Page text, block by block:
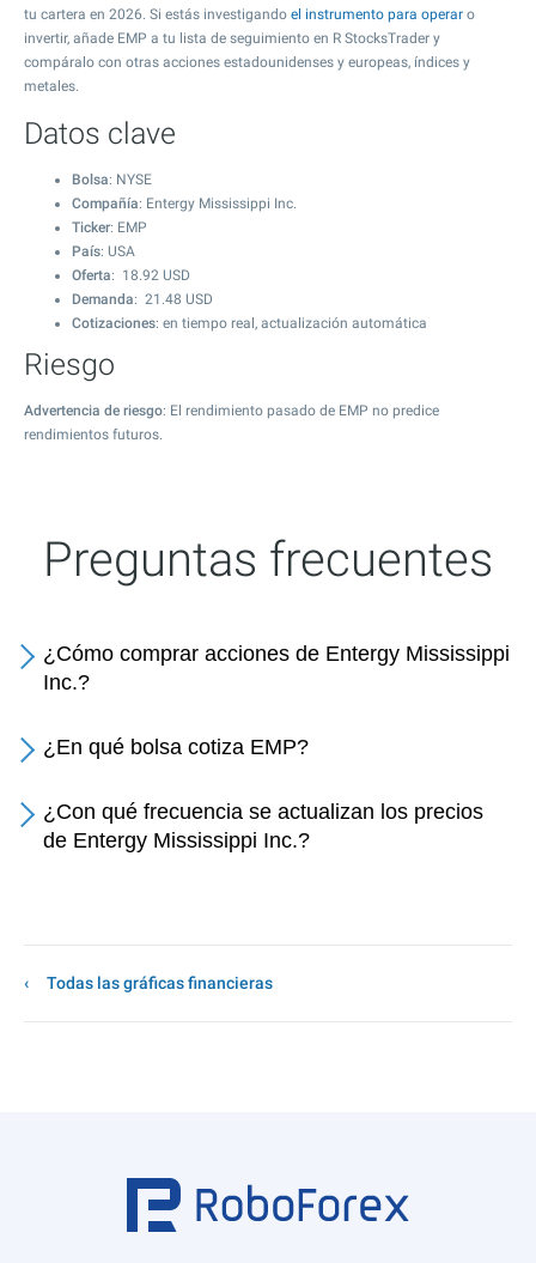
tu cartera en 2026. Si estás investigando el instrumento para operar o
invertir, añade EMP a tu lista de seguimiento en R StocksTrader y
compáralo con otras acciones estadounidenses y europeas, índices y
metales.
Datos clave
Bolsa: NYSE
Compañía: Entergy Mississippi Inc.
Ticker: EMP
País: USA
Oferta: 18.92 USD
Demanda: 21.48 USD
Cotizaciones: en tiempo real, actualización automática
Riesgo
Advertencia de riesgo: El rendimiento pasado de EMP no predice
rendimientos futuros.
Preguntas frecuentes
¿Cómo comprar acciones de Entergy Mississippi
Inc.?
¿En qué bolsa cotiza EMP?
¿Con qué frecuencia se actualizan los precios
de Entergy Mississippi Inc.?
Todas las gráficas financieras